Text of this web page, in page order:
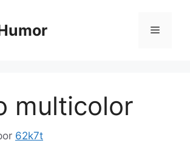
Menú
multicolor
62k7t